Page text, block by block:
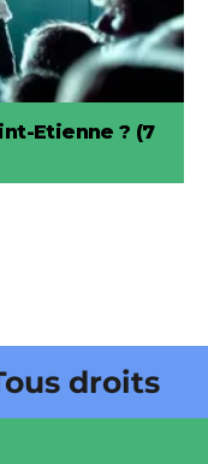
Etienne ? (7
droits